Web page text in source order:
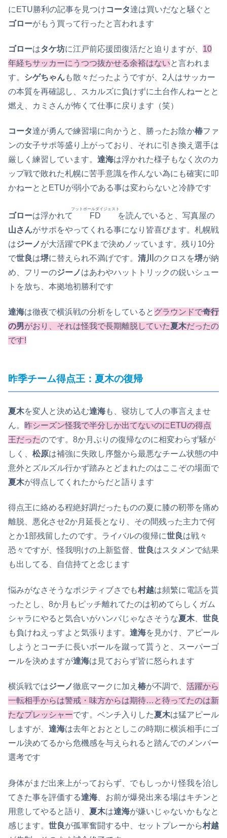
にETU勝利の記事を見つけコータ達は買いだなと騒ぐと
ゴローがもう買って行ったと言われます
ゴローはタケ坊に江戸前応援団復活だと迫りますが、 10
年経ちサッカーにうつつ抜かせる余裕はないと言われま
す。 シゲちゃんも散々だったようですが、2人はサッカー
の本質を再確認し、スカルズに負けずに土台作んねーとと
燃え、カミさんが怖くて仕事に戻ります（笑）
コータ達が勇んで練習場に向かうと、勝ったお陰か椿ファ
ンの女子サポ等盛り上がっており、それに引き換え選手は
厳しく練習しています。 達海は浮かれた様子もなく次のカ
ップ戦で敗れた札幌に苦手意識を作んない為にも確実に叩
かねーととETUが弱小である事は変わらないと冷静です
ゴローは浮かれて FD
フットボールダイジェスト
を読んでいると、写真屋の
山さんがサポをやってくれる事になり皆喜びます。札幌戦
はジーノが大活躍でPKまで決めノッています。残り10分
で世良は堺に替えられ不満げです。 清川 のクロスを堺が納
め、フリーのジーノはあわやハットトリックの鋭いシュー
トを放ち、本拠地初勝利です
達海は徹夜で横浜戦の分析をしていると グラウンドで奇行
の男がおり、それは怪我で長期離脱していた夏木だったの
です!
昨季チーム得点王：夏木の復帰
夏木を変人と決め込む達海も、寝坊して人の事言えませ
ん。 昨シーズン怪我で半分しか出てないのにETUの得点
王だったのです。8か月ぶりの復帰なのに相変わらず騒が
しく、 松原は補強に失敗し序盤から最悪なチーム状態の中
意外とズルズル行かず踏みとどまれたのはここぞの場面で
夏木が得点してくれたからだと語ります
得点王に絡める程絶好調だったものの夏に膝の靭帯を痛め
離脱、悪化させ2か月延長となり、その間残った主力で何
とか1部残留したのです。ライバルの復帰に世良は戦々
恐々ですが、怪我明けの上新監督、 世良はスタメンで結果
も出してる、自信持てと念じます
悩みがなさそうなポジティブさでも村越は頻繁に電話を貰
ったとし、8か月もピッチ離れてたのは初めてらしくガム
シャラにやると気合いがハンパじゃなさそうな夏木、 世良
も負けねえっすよと気張ります。 達海を見かけ、アピール
しようとコーチに長いボールを蹴って貰うと、スーパーゴ
ールを決めますが達海は見ておらず皆に怒られます
横浜戦ではジーノ徹底マークに加え 椿が不調で、 活躍から
一転相手からは警戒・味方からは期待…と待ってたのは新
たなプレッシャーです。ベンチ入りした夏木は猛アピール
しますが、 達海は去年とおととしこの時期に横浜相手にゴ
ール決めてるから危機感を与えられると踏んでのメンバー
選考です
身体がまだ出来上がっておらず、でもしっかり怪我を治し
てきた事を評価する達海 、お前が爆発出来る場はキチンと
用意してやると語り、 夏木は達海が嫌いじゃないかもなと
感じます。 世良が孤軍奮闘する中、セットプレーから村越